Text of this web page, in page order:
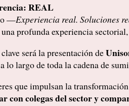
REAL
—Experiencia real. Soluciones
profunda experiencia
será la presentación de
lo largo de toda la cadena de
que impulsan la
con colegas del sector y